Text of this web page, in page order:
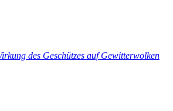
des Geschützes auf Gewitterwolken